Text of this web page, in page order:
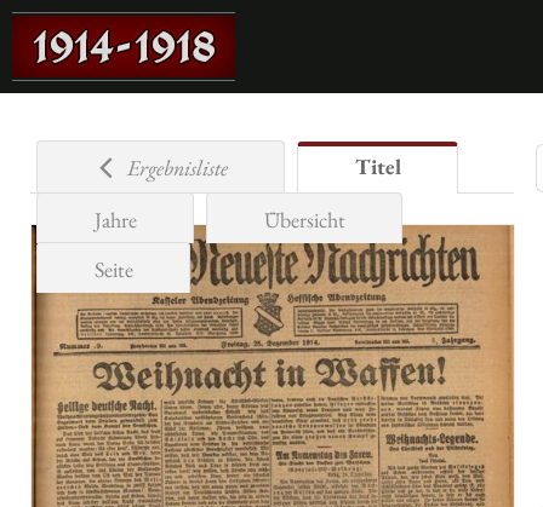
Ergebnisliste
Titel
Jahre
Übersicht
Seite